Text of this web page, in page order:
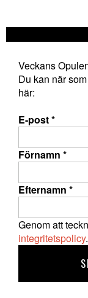
Veckans
Du kan när
här:
E-post*
Förnamn *
Efternamn *
Genom att
integritetspolicy.